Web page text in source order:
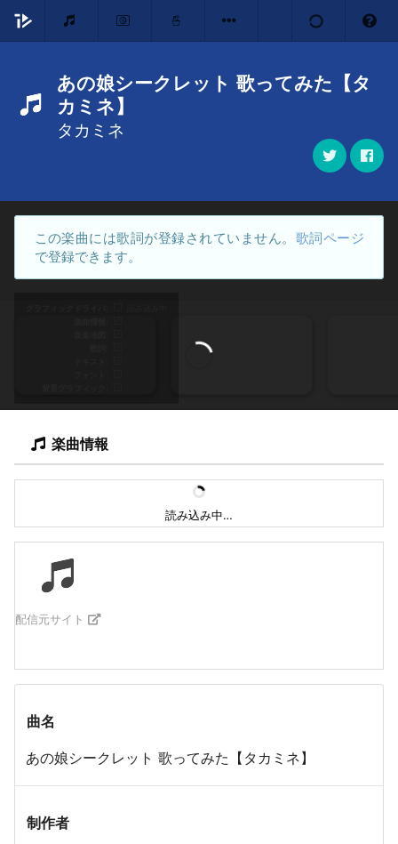
あの娘シークレット 歌ってみた【タ
カミネ】
タカミネ
この楽曲には歌詞が登録されていません。 歌詞ページ
で登録できます。
楽曲情報
読み込み中…
配信元サイト
曲名
あの娘シークレット 歌ってみた【タカミネ】
制作者